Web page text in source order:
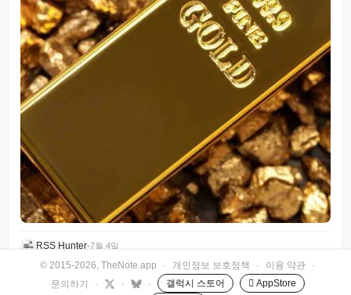
RSS Hunter•7월 4일
© 2015-2026, TheNote.app · 개인정보 보호정책 · 이용 약관
·
문의하기
· · · 갤럭시 스토어  AppStore